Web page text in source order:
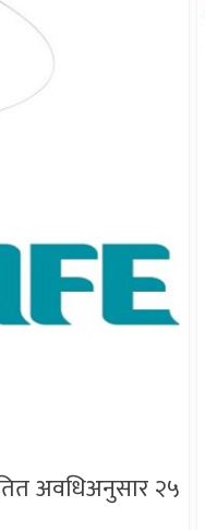
अवधिअनुसार २५